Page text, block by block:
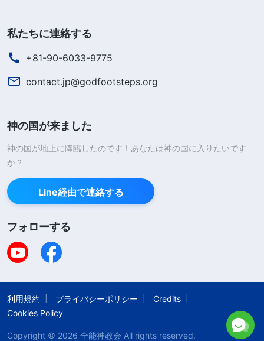
い。喧嘩をしてはならない。他人を虐めたり侮辱し
たりしてはならない。他人に言いがかりをつけては
ならない。他人の食べ物や所持品を盗んではならな
反であっても、即座に刑務官または看守に報告する
こと。事実を隠蔽すること、規制違反を犯した囚人
かなう形で施行されなければならない……」ところ
めつけるよう働きかけ、私へのいたずらを許してい
たのです。気温が零下８ないし９度のときに私の靴
を水に浸したり、私の食べ物にこっそり水を入れた
りしていました。夜になって私が寝ているあいだ、
私の綿入りの上着をずぶぬれにするということもあ
りました。私を便所の隣で寝かせ、掛け布団をはぎ
私たちに連絡する
+81-90-6033-9775
contact.jp@godfootsteps.org
神の国が来ました
神の国が地上に降臨したのです！あなたは神の国に入りたいです
か？
Line経由で連絡する
フォローする
利用規約 プライバシーポリシー
Credits
Cookies Policy
Copyright © 2026 全能神教会 All rights reserved.